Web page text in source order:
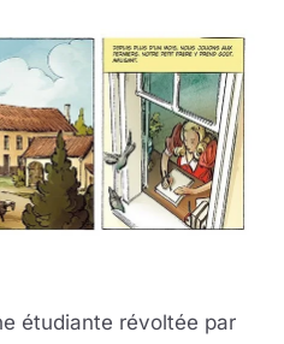
étudiante révoltée par